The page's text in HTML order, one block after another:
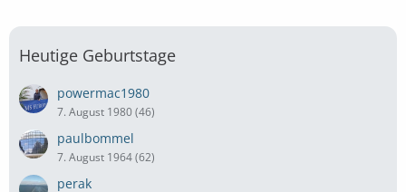
Heutige Geburtstage
powermac1980
7. August 1980 (46)
paulbommel
7. August 1964 (62)
perak